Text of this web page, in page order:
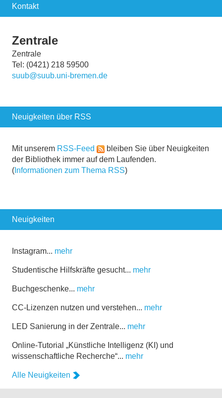
Kontakt
Zentrale
Zentrale
Tel: (0421) 218 59500
suub@suub.uni-bremen.de
Neuigkeiten über RSS
Mit unserem RSS-Feed
bleiben Sie über Neuigkeiten
der Bibliothek immer auf dem Laufenden.
( Informationen zum Thema RSS)
Neuigkeiten
Instagram... mehr
Studentische Hilfskräfte gesucht... mehr
Buchgeschenke... mehr
CC-Lizenzen nutzen und verstehen... mehr
LED Sanierung in der Zentrale... mehr
Online-Tutorial „Künstliche Intelligenz (KI) und
wissenschaftliche Recherche“... mehr
Alle Neuigkeiten